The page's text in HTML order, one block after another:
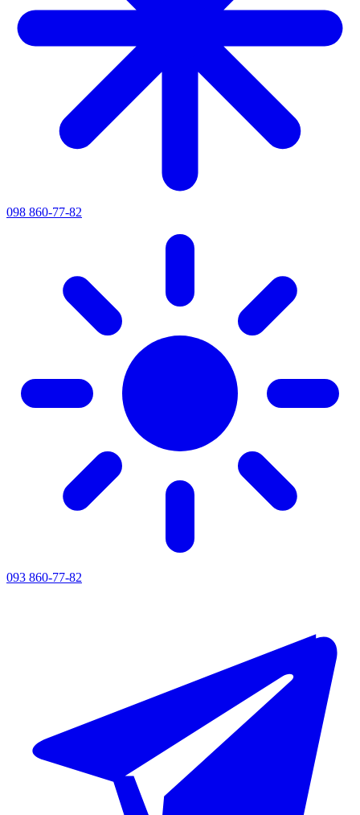
098 860-77-82
093 860-77-82